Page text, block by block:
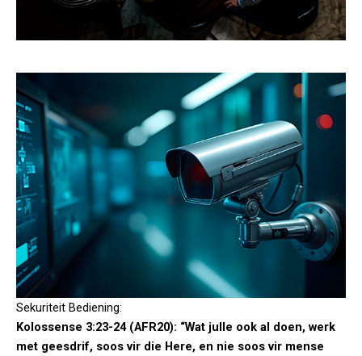
Sekuriteit Bediening:
Kolossense 3:23-24 (AFR20): “Wat julle ook al doen, werk
met geesdrif, soos vir die Here, en nie soos vir mense